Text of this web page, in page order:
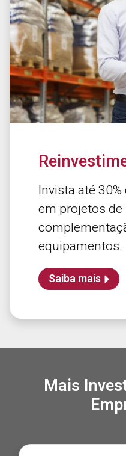
Invista até
em projetos
equipamentos.
Saiba mais
Mais